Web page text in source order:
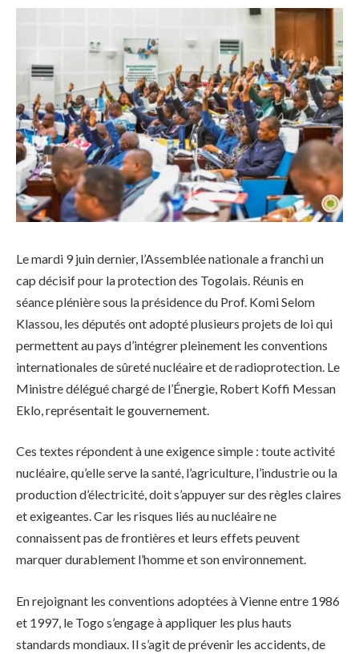
Le mardi 9 juin dernier, l’Assemblée nationale a franchi un
cap décisif pour la protection des Togolais. Réunis en
séance plénière sous la présidence du Prof. Komi Selom
Klassou, les députés ont adopté plusieurs projets de loi qui
permettent au pays d’intégrer pleinement les conventions
internationales de sûreté nucléaire et de radioprotection. Le
Ministre délégué chargé de l’Énergie, Robert Koffi Messan
Eklo, représentait le gouvernement.
Ces textes répondent à une exigence simple : toute activité
nucléaire, qu’elle serve la santé, l’agriculture, l’industrie ou la
production d’électricité, doit s’appuyer sur des règles claires
et exigeantes. Car les risques liés au nucléaire ne
connaissent pas de frontières et leurs effets peuvent
marquer durablement l’homme et son environnement.
En rejoignant les conventions adoptées à Vienne entre 1986
et 1997, le Togo s’engage à appliquer les plus hauts
standards mondiaux. Il s’agit de prévenir les accidents, de